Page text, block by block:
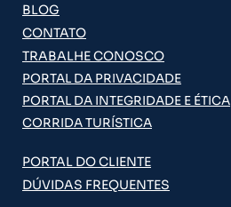
BLOG
CONTATO
TRABALHE CONOSCO
PORTAL DA PRIVACIDADE
PORTAL DA INTEGRIDADE E ÉTICA
CORRIDA TURÍSTICA
PORTAL DO CLIENTE
DÚVIDAS FREQUENTES